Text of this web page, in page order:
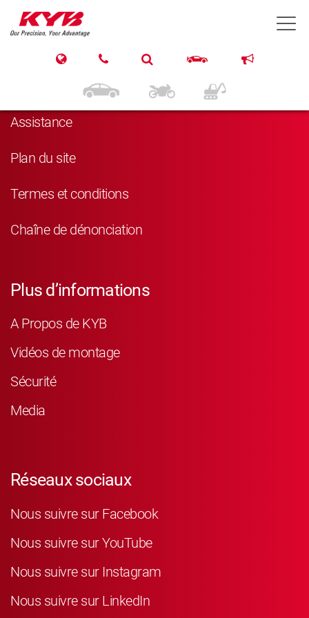
Navigation
Assistance
Plan du site
Termes et conditions
Chaîne de dénonciation
Plus d’informations
A Propos de KYB
Vidéos de montage
Sécurité
Media
Réseaux sociaux
Nous suivre sur Facebook
Nous suivre sur YouTube
Nous suivre sur Instagram
Nous suivre sur LinkedIn